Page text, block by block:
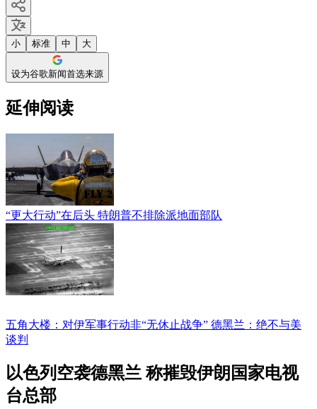
小 标准 中 大
设为谷歌新闻首选来源
延伸阅读
“更大行动”在后头 特朗普不排除派地面部队
五角大楼：对伊军事行动非“无休止战争” 德黑兰：绝不与美
谈判
以色列空袭德黑兰 称摧毁伊朗国家电视
台总部